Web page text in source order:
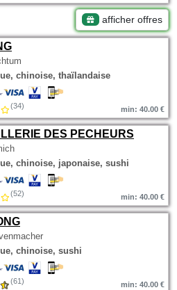
afficher offres
chinoise, thaïlandaise
(34) min: 40.00 €
DES PECHEURS
chinoise, japonaise, sushi
(52) min: 40.00 €
chinoise, sushi
(61) min: 40.00 €